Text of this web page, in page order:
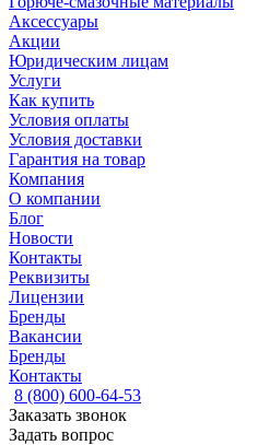
Аксессуары
Акции
Юридическим лицам
Услуги
Как купить
Условия оплаты
Условия доставки
Гарантия на товар
Компания
О компании
Блог
Новости
Контакты
Реквизиты
Лицензии
Бренды
Вакансии
Бренды
Контакты
8 (800) 600-64-53
Заказать звонок
Задать вопрос